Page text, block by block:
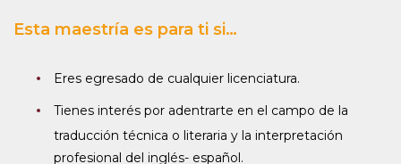
Esta maestría es para ti si…
Eres egresado de cualquier licenciatura.
Tienes interés por adentrarte en el campo de la
traducción técnica o literaria y la interpretación
profesional del inglés- español.